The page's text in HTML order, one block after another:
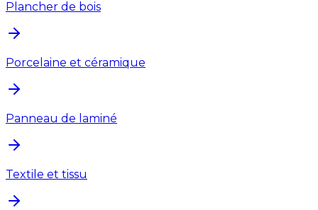
Plancher de bois
Porcelaine et céramique
Panneau de laminé
Textile et tissu